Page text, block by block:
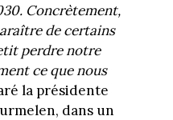
Concrètement,
de certains
perdre notre
ce que nous
la présidente
dans un